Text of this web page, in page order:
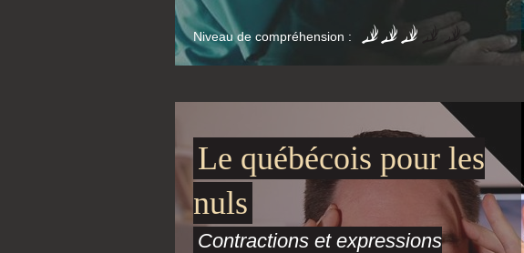
Niveau de compréhension :
Le québécois pour les
nuls
Contractions et expressions